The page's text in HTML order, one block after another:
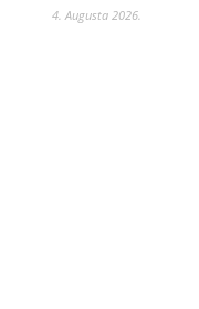
4. Augusta 2026.